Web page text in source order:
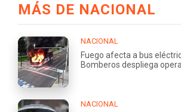
MÁS DE NACIONAL
NACIONAL
Fuego afecta a bus
Bomberos despliega
NACIONAL